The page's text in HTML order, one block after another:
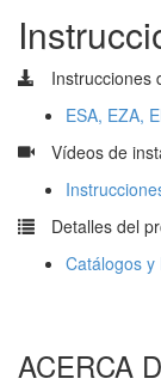
Instrucciones
ESA, EZA,
Vídeos de
Detalles del
Catálogos y
ACERCA